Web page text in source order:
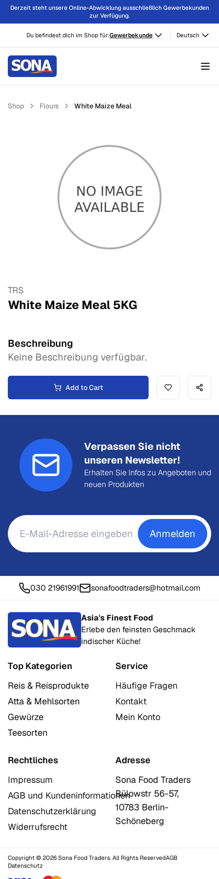
Derzeit steht unsere Online-Abwicklung ausschließlich Gewerbekunden
zur Verfügung.
Du befindest dich im Shop für:Gewerbekunde Deutsch
Shop Flours White Maize Meal
TRS
White Maize Meal 5KG
Beschreibung
Keine Beschreibung verfügbar.
Add to Cart
Verpassen Sie nicht
unseren Newsletter!
Erhalten Sie Infos zu Angeboten und
neuen Produkten
Anmelden
030 21961991 sonafoodtraders@hotmail.com
Asia's Finest Food
Erlebe den feinsten Geschmack
indischer Küche!
Top Kategorien
Reis & Reisprodukte
Atta & Mehlsorten
Gewürze
Teesorten
Service
Häufige Fragen
Kontakt
Mein Konto
Rechtliches
Impressum
AGB und Kundeninformationen
Datenschutzerklärung
Widerrufsrecht
Adresse
Sona Food Traders
Bülowstr 56-57,
10783 Berlin-
Schöneberg
Copyright © 2026 Sona Food Traders. All Rights ReservedAGB
Datenschutz